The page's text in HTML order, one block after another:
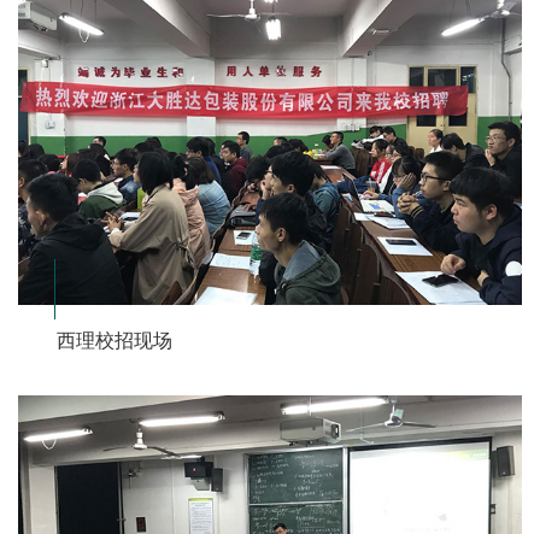
西理校招现场